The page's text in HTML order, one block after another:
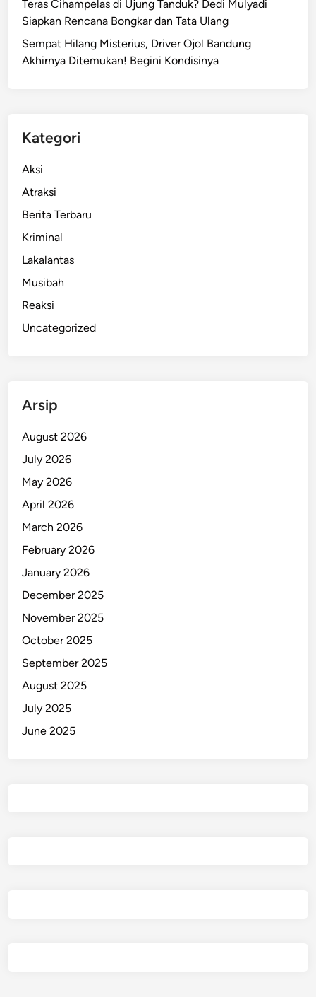
Teras Cihampelas di Ujung Tanduk? Dedi Mulyadi
Siapkan Rencana Bongkar dan Tata Ulang
Sempat Hilang Misterius, Driver Ojol Bandung
Akhirnya Ditemukan! Begini Kondisinya
Kategori
Aksi
Atraksi
Berita Terbaru
Kriminal
Lakalantas
Musibah
Reaksi
Uncategorized
Arsip
August 2026
July 2026
May 2026
April 2026
March 2026
February 2026
January 2026
December 2025
November 2025
October 2025
September 2025
August 2025
July 2025
June 2025